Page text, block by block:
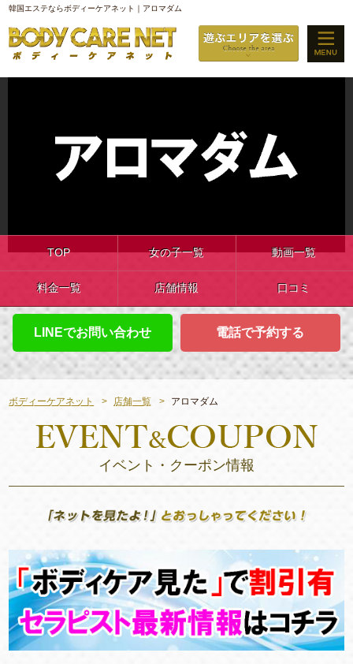
韓国エステならボディーケアネット｜アロマダム
TOP 女の子一覧 動画一覧
料金一覧 店舗情報 口コミ
LINEでお問い合わせ 電話で予約する
ボディーケアネット 店舗一覧 アロマダム
イベント・クーポン情報